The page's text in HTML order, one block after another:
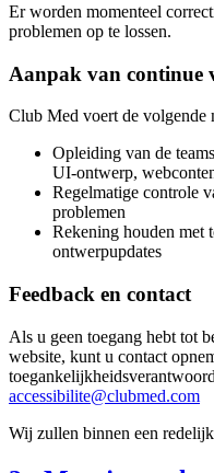
Er worden momenteel
problemen op te lossen.
Aanpak van continue
Club Med voert de volgende
Opleiding van de
UI-ontwerp,
Regelmatige controle
problemen
Rekening houden met
ontwerpupdates
Feedback en contact
Als u geen toegang hebt tot
website, kunt u contact
accessibilite@clubmed.com
Wij zullen binnen een